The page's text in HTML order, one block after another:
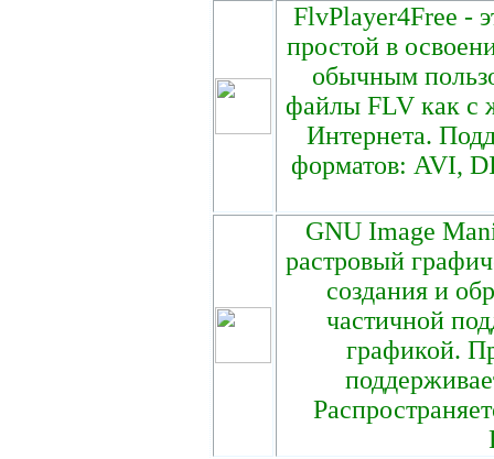
FlvPlayer4Free -
простой в
обычным
файлы FLV как с
Интернета.
форматов: AVI,
GNU Image
растровый
создания и
частичной
графикой.